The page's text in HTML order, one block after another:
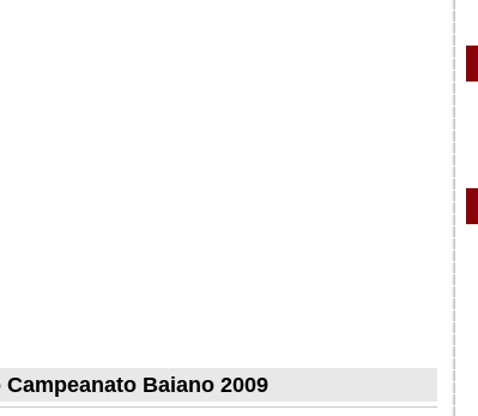
Baiano 2009